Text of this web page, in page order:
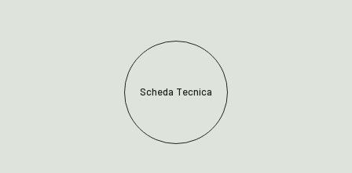
Scheda Tecnica